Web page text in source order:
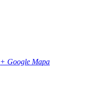
+ Google Mapa